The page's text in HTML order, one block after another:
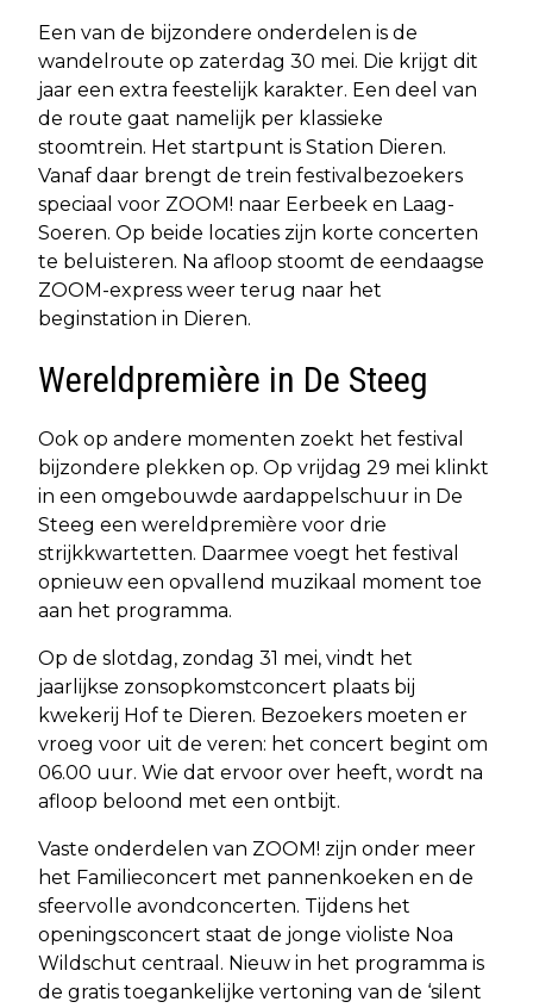
Een van de bijzondere onderdelen is de
wandelroute op zaterdag 30 mei. Die krijgt dit
jaar een extra feestelijk karakter. Een deel van
de route gaat namelijk per klassieke
stoomtrein. Het startpunt is Station Dieren.
Vanaf daar brengt de trein festivalbezoekers
speciaal voor ZOOM! naar Eerbeek en Laag-
Soeren. Op beide locaties zijn korte concerten
te beluisteren. Na afloop stoomt de eendaagse
ZOOM-express weer terug naar het
beginstation in Dieren.
Wereldpremière in De Steeg
Ook op andere momenten zoekt het festival
bijzondere plekken op. Op vrijdag 29 mei klinkt
in een omgebouwde aardappelschuur in De
Steeg een wereldpremière voor drie
strijkkwartetten. Daarmee voegt het festival
opnieuw een opvallend muzikaal moment toe
aan het programma.
Op de slotdag, zondag 31 mei, vindt het
jaarlijkse zonsopkomstconcert plaats bij
kwekerij Hof te Dieren. Bezoekers moeten er
vroeg voor uit de veren: het concert begint om
06.00 uur. Wie dat ervoor over heeft, wordt na
afloop beloond met een ontbijt.
Vaste onderdelen van ZOOM! zijn onder meer
het Familieconcert met pannenkoeken en de
sfeervolle avondconcerten. Tijdens het
openingsconcert staat de jonge violiste Noa
Wildschut centraal. Nieuw in het programma is
de gratis toegankelijke vertoning van de ‘silent